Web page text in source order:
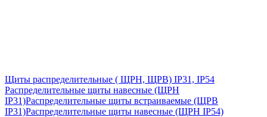
Щиты распределительные ( ЩРН, ЩРВ) IP31, IP54
Распределительные щиты навесные (ЩРН
IP31)Распределительные щиты встраиваемые (ЩРВ
IP31)Распределительные щиты навесные (ЩРН IP54)